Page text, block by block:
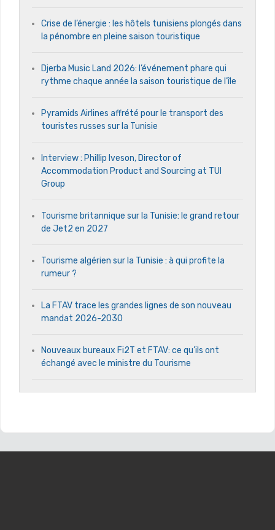
Crise de l’énergie : les hôtels tunisiens plongés dans
la pénombre en pleine saison touristique
Djerba Music Land 2026: l’événement phare qui
rythme chaque année la saison touristique de l’île
Pyramids Airlines affrété pour le transport des
touristes russes sur la Tunisie
Interview : Phillip Iveson, Director of
Accommodation Product and Sourcing at TUI
Group
Tourisme britannique sur la Tunisie: le grand retour
de Jet2 en 2027
Tourisme algérien sur la Tunisie : à qui profite la
rumeur ?
La FTAV trace les grandes lignes de son nouveau
mandat 2026-2030
Nouveaux bureaux Fi2T et FTAV: ce qu’ils ont
échangé avec le ministre du Tourisme